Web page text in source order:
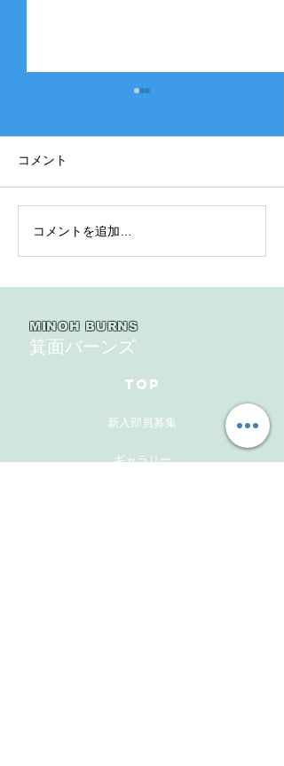
2025年度 Bクラス 関西団
地連盟 第110回中央決勝
コメント
コメントを追加…
MINOH BURNS
箕面バーンズ
TOP
新入部員募集
ギャラリー